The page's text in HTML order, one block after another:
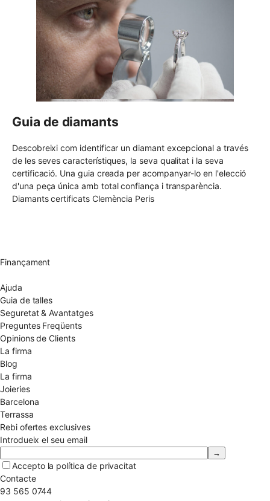
Guia de diamants
Descobreixi com identificar un diamant excepcional a través
de les seves característiques, la seva qualitat i la seva
certificació. Una guia creada per acompanyar-lo en l'elecció
d'una peça única amb total confiança i transparència.
Diamants certificats Clemència Peris
Finançament
Ajuda
Guia de talles
Seguretat & Avantatges
Preguntes Freqüents
Opinions de Clients
La firma
Blog
La firma
Joieries
Barcelona
Terrassa
Rebi ofertes exclusives
Introdueix el seu email
Accepto la política de privacitat
Contacte
93 565 0744